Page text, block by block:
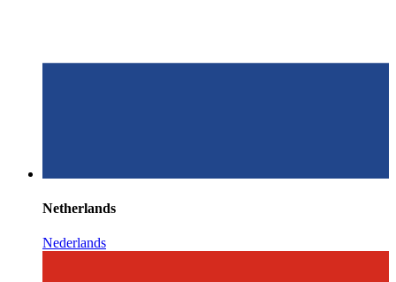
Netherlands
Nederlands